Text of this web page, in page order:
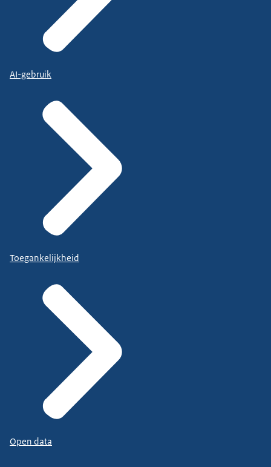
AI-gebruik
Toegankelijkheid
Open data